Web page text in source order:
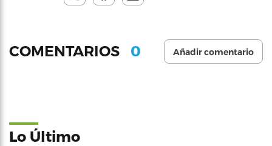
COMENTARIOS 0 Añadir comentario
Lo Último